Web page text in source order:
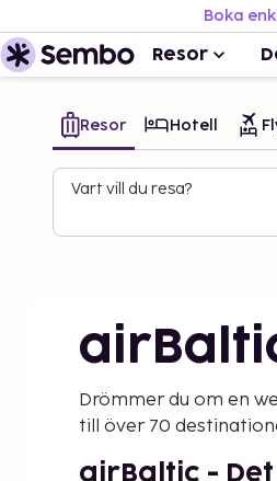
Boka
Resor
Resor Hotell
Vart vill du resa?
Drömmer du om en
till över 70
airBaltic -